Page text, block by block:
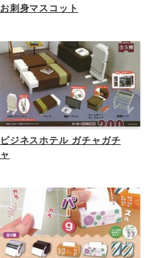
お刺身マスコット
ビジネスホテル ガチャガチ
ャ